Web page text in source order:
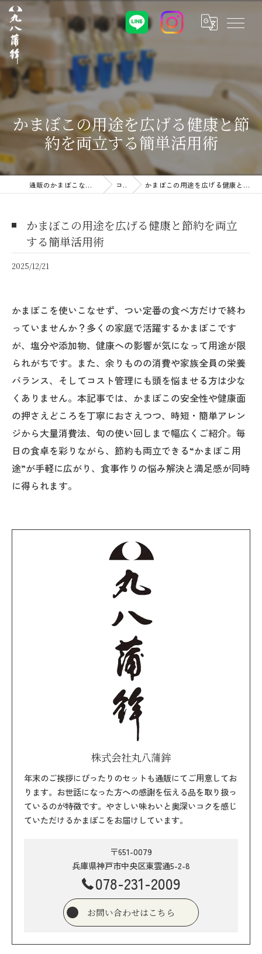
かまぼこの用途を広げる健康と節
約を両立する簡単活用術
通販のかまぼこなら株式会社丸八蒲鉾 コラム かまぼこの用途を広げる健康と節約を両立する簡単活用術
かまぼこの用途を広げる健康と節約を両立
する簡単活用術
2025/12/21
かまぼこを使いこなせず、つい定番の食べ方だけで終わ
っていませんか？多くの家庭で活躍するかまぼこです
が、塩分や添加物、健康への影響が気になって用途が限
られがちです。また、余りものの消費や家族全員の栄養
バランス、そしてコスト管理にも頭を悩ませる方は少な
くありません。本記事では、かまぼこの安全性や健康面
の押さえどころを丁寧におさえつつ、時短・簡単アレン
ジから大量消費法、旬の使い回しまで幅広くご紹介。毎
日の食卓を彩りながら、節約も両立できる“かまぼこ用
途”が手軽に広がり、食事作りの悩み解決と満足感が同時
に得られます。
株式会社丸八蒲鉾
年末のご挨拶にぴったりのセットも通販にてご用意してお
ります。お世話になった方への感謝を伝える品を取り扱っ
ているのが特徴です。やさしい味わいと奥深いコクを感じ
ていただけるかまぼこをお届けしています。
〒651-0079
兵庫県神戸市中央区東雲通5-2-8
078-231-2009
お問い合わせはこちら